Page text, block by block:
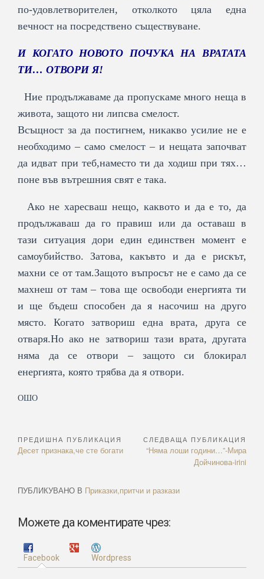
по-удовлетворителен, отколкото цяла една
вечност на посредствено съществуване.
И КОГАТО НОВОТО ПОЧУКА НА ВРАТАТА
ТИ… ОТВОРИ Я!
Ние продължаваме да пропускаме много неща в
живота, защото ни липсва смелост.
Всъщност за да постигнем, никакво усилие не е
необходимо – само смелост – и нещата започват
да идват при теб,наместо ти да ходиш при тях…
поне във вътрешния свят е така.
Ако не харесваш нещо, каквото и да е то, да
продължаваш да го правиш или да оставаш в
тази ситуация дори един единствен момент е
самоубийство. Затова, какъвто и да е рискът,
махни се от там.Защото въпросът не е само да се
махнеш от там – това ще освободи енергията ти
и ще бъдеш способен да я насочиш на друго
място. Когато затвориш една врата, друга се
отваря.Но ако не затвориш тази врата, другата
няма да се отвори – защото си блокирал
енергията, която трябва да я отвори.
ОШО
Навигация
ПРЕДИШНА ПУБЛИКАЦИЯ
Previous
Десет признака,че сте богати
СЛЕДВАЩА ПУБЛИКАЦИЯ
Next
“Няма лоши години…”-Мира
Дойчинова-irini
ПУБЛИКУВАНО В Приказки,притчи и разкази
Можете да коментирате чрез:
Facebook Wordpress